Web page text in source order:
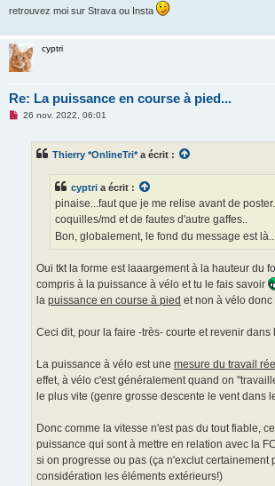
retrouvez moi sur Strava ou Insta
cyptri
Re: La puissance en course à pied...
M26 nov. 2022, 06:01
Thierry *OnlineTri*a écrit :
cyptri a écrit :
pinaise...faut que je me relise avant de
coquilles/md et de fautes d'autre gaffes..
Bon, globalement, le fond du message est là...
Oui tkt la forme est laaargement à la hauteur du
compris à la puissance à vélo et tu le fais savoir
la puissance en course à pied et non à vélo
Ceci dit, pour la faire -très- courte et revenir dans
La puissance à vélo est une mesure du travail
effet, à vélo c'est généralement quand on
le plus vite (genre grosse descente le vent dans
Donc comme la vitesse n'est pas du tout fiable,
puissance qui sont à mettre en relation avec la
si on progresse ou pas (ça n'exclut certainement
considération les éléments extérieurs!)